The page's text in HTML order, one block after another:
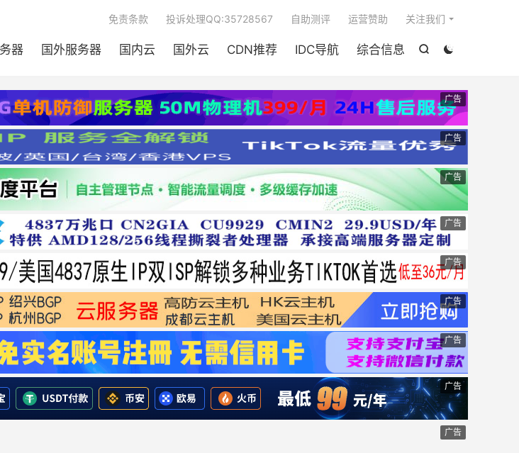


器 国外服务器 国内云 国外云 CDN推荐 IDC导航 综合信息
免责条款 投诉处理QQ:35728567 自助测评 运营赞助 关注我们
广告
广告
广告
广告
广告
广告
广告
广告
广告